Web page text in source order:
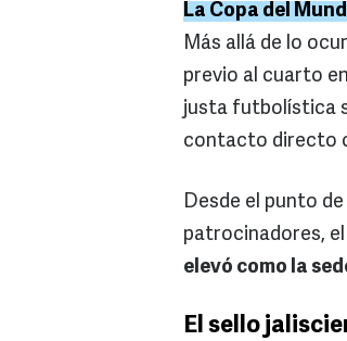
La Copa del
Más allá de lo
previo al cuarto
justa futbolística
contacto directo
Desde el punto
patrocinadores,
elevó como la
El sello